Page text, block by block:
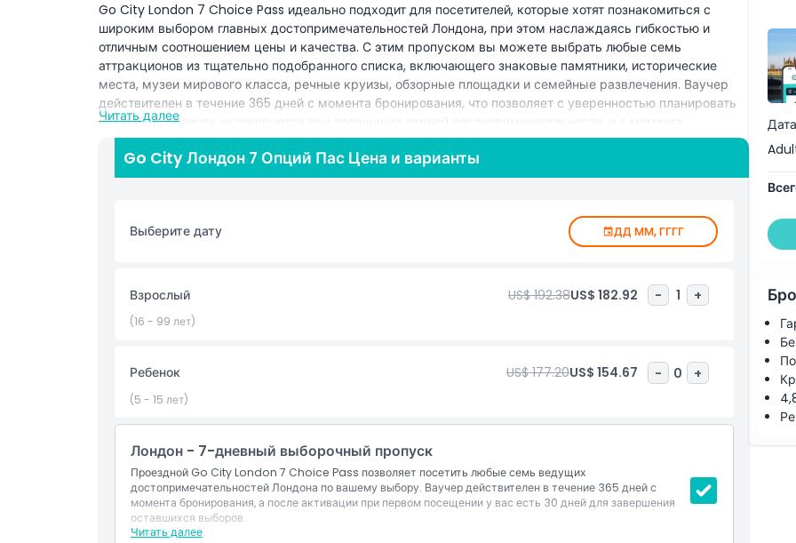
Go City London 7 Choice Pass идеально подходит для посетителей, которые хотят познакомиться с
широким выбором главных достопримечательностей Лондона, при этом наслаждаясь гибкостью и
отличным соотношением цены и качества. С этим пропуском вы можете выбрать любые семь
аттракционов из тщательно подобранного списка, включающего знаковые памятники, исторические
места, музеи мирового класса, речные круизы, обзорные площадки и семейные развлечения. Ваучер
действителен в течение 365 дней с момента бронирования, что позволяет с уверенностью планировать
визит. Ваш пропуск активируется при посещении первой достопримечательности, и с момента
активации у вас есть 30 дней на посещение остальных выбранных объектов, что дает свободу
исследования в собственном темпе. Все входы включены в один удобный цифровой пропуск, устраняя
необходимость в отдельных билетах и облегчая перемещение между аттракционами. Независимо от
рынками и кафе или добавить дополнительные впечатления, пропуск обеспечивает полную гибкость.
Идеально подходит для пар, семей и туристов, предпочитающих спокойный ритм осмотра
достопримечательностей, 7 Choice Pass гарантирует удобство, ценность и свободу наслаждаться
Основные моменты
Включено
Политика в отношении детей и взрослых
Исключения
Вещи, которые нужно знать
Читать далее
Go City Лондон 7 Опций Пас Цена и варианты
Выберите дату ДД ММ, ГГГГ
Взрослый US$ 192.38US$ 182.92 - 1 +
(16 - 99 лет)
Ребенок US$ 177.20US$ 154.67 - 0 +
(5 - 15 лет)
Лондон - 7-дневный выборочный пропуск
Проездной Go City London 7 Choice Pass позволяет посетить любые семь ведущих
достопримечательностей Лондона по вашему выбору. Ваучер действителен в течение 365 дней с
момента бронирования, а после активации при первом посещении у вас есть 30 дней для завершения
оставшихся выборов.
Читать далее
Включено